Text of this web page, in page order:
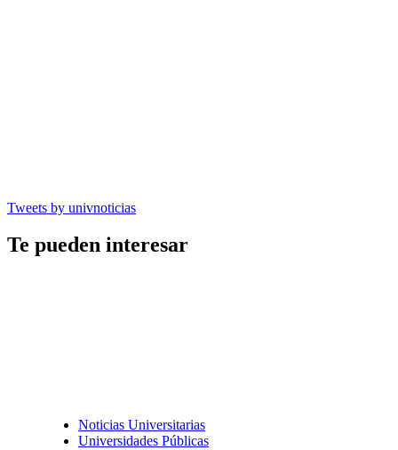
Tweets by univnoticias
Te pueden interesar
Noticias Universitarias
Universidades Públicas